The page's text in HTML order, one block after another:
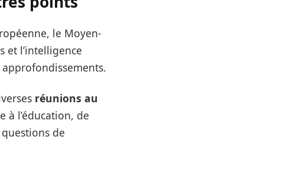
le Moyen-
et l’intelligence
réunions au
à l’éducation, de
de